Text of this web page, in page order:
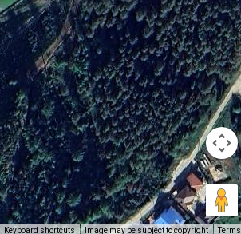
Keyboard shortcuts Image may be subject to copyright Terms